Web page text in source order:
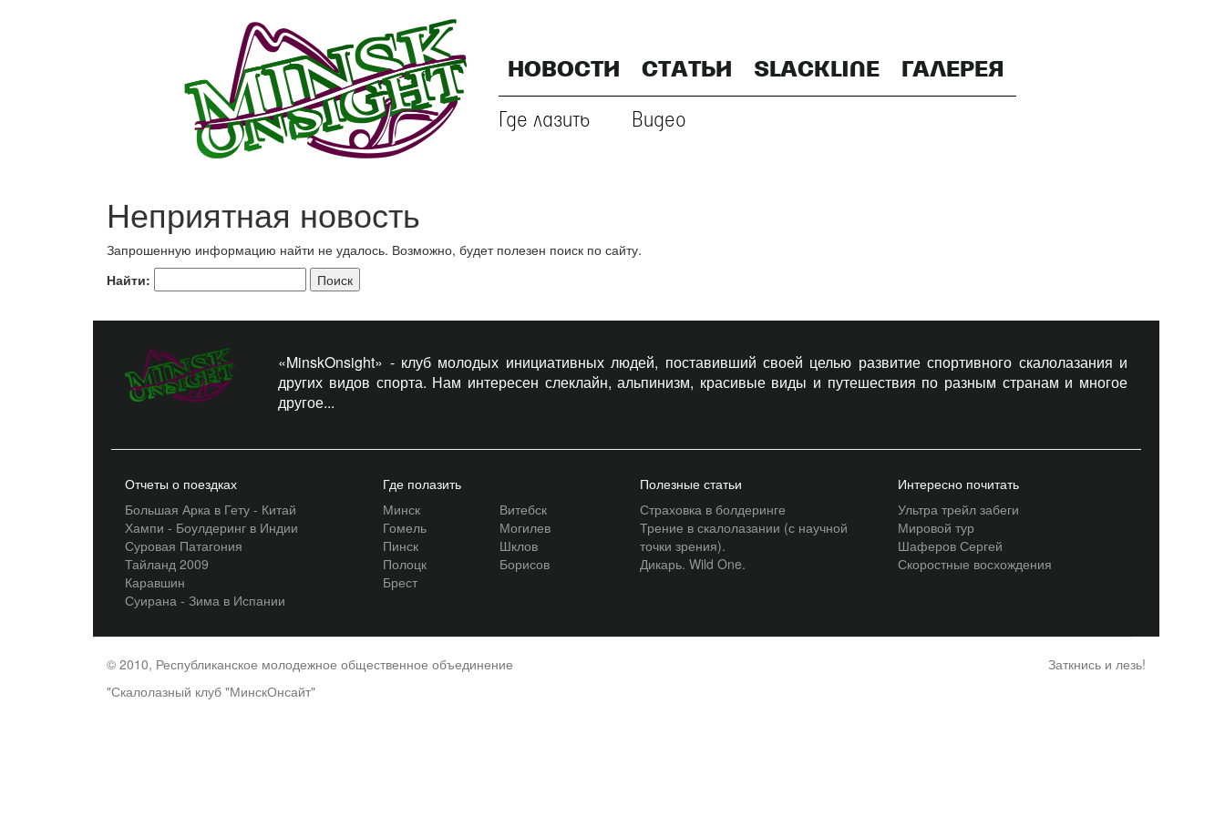
НОВОСТИ СТАТЬИ SLACKLINE ГАЛЕРЕЯ
Где лазить Видео
Неприятная новость
Запрошенную информацию найти не удалось. Возможно, будет полезен поиск по сайту.
Найти:
«MinskOnsight» - клуб молодых инициативных людей, поставивший своей целью развитие спортивного скалолазания и
других видов спорта. Нам интересен слеклайн, альпинизм, красивые виды и путешествия по разным странам и многое
другое...
Отчеты о поездках
Большая Арка в Гету - Китай
Хампи - Боулдеринг в Индии
Суровая Патагония
Тайланд 2009
Каравшин
Суирана - Зима в Испании
Где полазить
Минск
Витебск
Гомель
Могилев
Пинск
Шклов
Полоцк
Борисов
Брест
Полезные статьи
Страховка в болдеринге
Трение в скалолазании (с научной
точки зрения).
Дикарь. Wild One.
Интересно почитать
Ультра трейл забеги
Мировой тур
Шаферов Сергей
Скоростные восхождения
© 2010, Республиканское молодежное общественное объединение
"Скалолазный клуб "МинскОнсайт"
Заткнись и лезь!